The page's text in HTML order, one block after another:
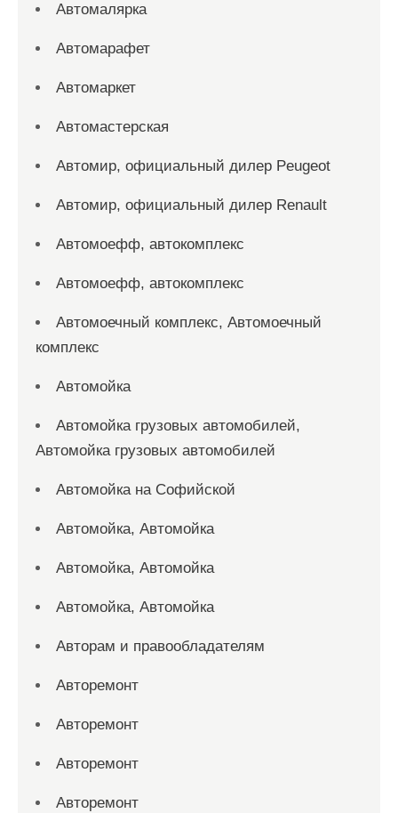
Автомалярка
Автомарафет
Автомаркет
Автомастерская
Автомир, официальный дилер Peugeot
Автомир, официальный дилер Renault
Автомоефф, автокомплекс
Автомоефф, автокомплекс
Автомоечный комплекс, Автомоечный
комплекс
Автомойка
Автомойка грузовых автомобилей,
Автомойка грузовых автомобилей
Автомойка на Софийской
Автомойка, Автомойка
Автомойка, Автомойка
Автомойка, Автомойка
Авторам и правообладателям
Авторемонт
Авторемонт
Авторемонт
Авторемонт